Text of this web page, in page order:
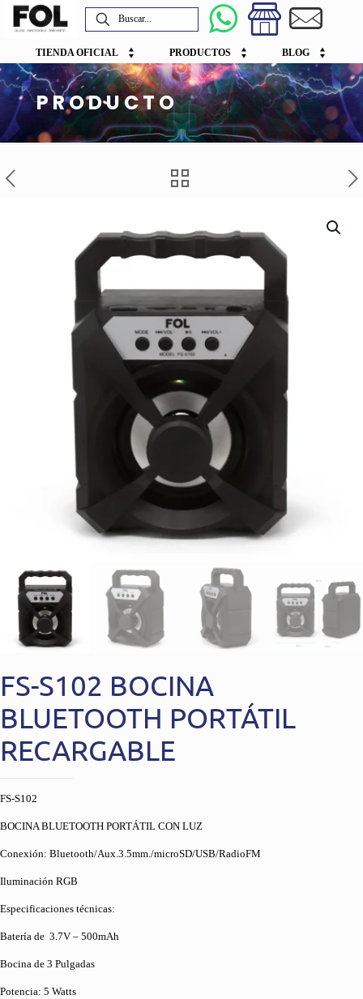
TIENDA OFICIAL PRODUCTOS BLOG
PRODUCTO
FS-S102 BOCINA
BLUETOOTH PORTÁTIL
RECARGABLE
FS-S102
BOCINA BLUETOOTH PORTÁTIL CON LUZ
Conexión: Bluetooth/Aux.3.5mm./microSD/USB/RadioFM
Iluminación RGB
Especificaciones técnicas:
Batería de 3.7V – 500mAh
Bocina de 3 Pulgadas
Potencia: 5 Watts